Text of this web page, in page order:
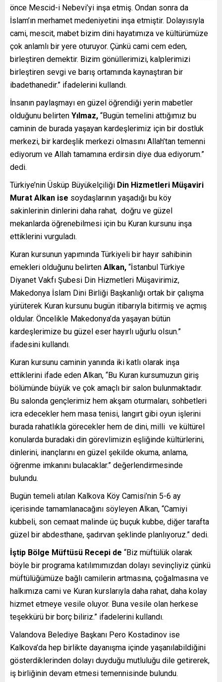
önce Mescid-i Nebevi’yi inşa etmiş. Ondan sonra da
İslam’ın merhamet medeniyetini inşa etmiştir. Dolayısıyla
cami, mescit, mabet bizim dini hayatımıza ve kültürümüze
çok anlamlı bir yere oturuyor. Çünkü cami cem eden,
birleştiren demektir. Bizim gönüllerimizi, kalplerimizi
birleştiren sevgi ve barış ortamında kaynaştıran bir
ibadethanedir.” ifadelerini kullandı.
İnsanın paylaşmayı en güzel öğrendiği yerin mabetler
olduğunu belirten Yılmaz, “Bugün temelini attığımız bu
caminin de burada yaşayan kardeşlerimiz için bir dostluk
merkezi, bir kardeşlik merkezi olmasını Allah’tan temenni
ediyorum ve Allah tamamına erdirsin diye dua ediyorum.”
dedi.
Türkiye’nin Üsküp Büyükelçiliği Din Hizmetleri Müşaviri
Murat Alkan ise soydaşlarının yaşadığı bu köy
sakinlerinin dinlerini daha rahat, doğru ve güzel
mekanlarda öğrenebilmesi için bu Kuran kursunu inşa
ettiklerini vurguladı.
Kuran kursunun yapımında Türkiyeli bir hayır sahibinin
emekleri olduğunu belirten Alkan, “İstanbul Türkiye
Diyanet Vakfı Şubesi Din Hizmetleri Müşavirimiz,
Makedonya İslam Dini Birliği Başkanlığı ortak bir çalışma
yürüterek Kuran kursunu bugün itibarıyla bitirmiş ve açmış
oldular. Öncelikle Makedonya’da yaşayan bütün
kardeşlerimize bu güzel eser hayırlı uğurlu olsun.”
ifadesini kullandı.
Kuran kursunu caminin yanında iki katlı olarak inşa
ettiklerini ifade eden Alkan, “Bu Kuran kursumuzun giriş
bölümünde büyük ve çok amaçlı bir salon bulunmaktadır.
Bu salonda gençlerimiz hem akşam oturmaları, sohbetleri
icra edecekler hem masa tenisi, langırt gibi oyun işlerini
burada rahatlıkla görecekler hem de dini, milli ve kültürel
konularda buradaki din görevlimizin eşliğinde kültürlerini,
dinlerini, inançlarını en güzel şekilde okuma, anlama,
öğrenme imkanını bulacaklar.” değerlendirmesinde
bulundu.
Bugün temeli atılan Kalkova Köy Camisi’nin 5-6 ay
içerisinde tamamlanacağını söyleyen Alkan, “Camiyi
kubbeli, son cemaat malinde üç buçuk kubbe, diğer tarafta
güzel bir abdesthane, şadırvan şeklinde planlıyoruz.” dedi.
İştip Bölge Müftüsü Recepi de “Biz müftülük olarak
böyle bir programa katılımımızdan dolayı sevinçliyiz çünkü
müftülüğümüze bağlı camilerin artmasına, çoğalmasına ve
halkımıza cami ve Kuran kurslarıyla daha rahat, daha kolay
hizmet etmeye vesile oluyor. Buna vesile olan herkese
teşekkürü bir borç biliriz.” ifadelerini kullandı.
Valandova Belediye Başkanı Pero Kostadinov ise
Kalkova’da hep birlikte dayanışma içinde yaşanılabildiğini
gösterdiklerinden dolayı duyduğu mutluluğu dile getirerek,
iş birliğinin devam etmesi temennisinde bulundu.